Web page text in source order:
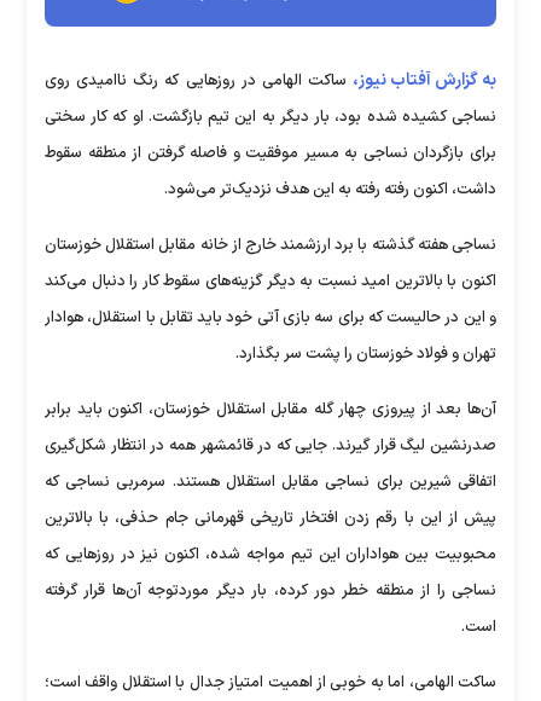
به گزارش آفتاب نیوز، ساکت الهامی در روز‌هایی که رنگ ناامیدی روی
نساجی کشیده شده بود، بار دیگر به این تیم بازگشت. او که کار سختی
برای بازگردان نساجی به مسیر موفقیت و فاصله گرفتن از منطقه سقوط
داشت، اکنون رفته رفته به این هدف نزدیک‌تر می‌شود.
نساجی هفته گذشته با برد ارزشمند خارج از خانه مقابل استقلال خوزستان
اکنون با بالاترین امید نسبت به دیگر گزینه‌های سقوط کار را دنبال می‌کند
و این در حالیست که برای سه بازی آتی خود باید تقابل با استقلال، هوادار
تهران و فولاد خوزستان را پشت سر بگذارد.
آن‌ها بعد از پیروزی چهار گله مقابل استقلال خوزستان، اکنون باید برابر
صدرنشین لیگ قرار گیرند. جایی که در قائمشهر همه در انتظار شکل‌گیری
اتفاقی شیرین برای نساجی مقابل استقلال هستند. سرمربی نساجی که
پیش از این با رقم زدن افتخار تاریخی قهرمانی جام حذفی، با بالاترین
محبوبیت بین هواداران این تیم مواجه شده، اکنون نیز در روز‌هایی که
نساجی را از منطقه خطر دور کرده، بار دیگر موردتوجه آن‌ها قرار گرفته
است.
ساکت الهامی، اما به خوبی از اهمیت امتیاز جدال با استقلال واقف است؛